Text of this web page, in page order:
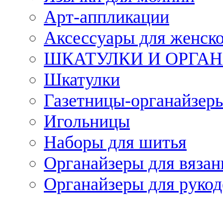
Арт-аппликации
Аксессуары для
ШКАТУЛКИ И
Шкатулки
Газетницы-
Игольницы
Наборы для шитья
Органайзеры для
Органайзеры для